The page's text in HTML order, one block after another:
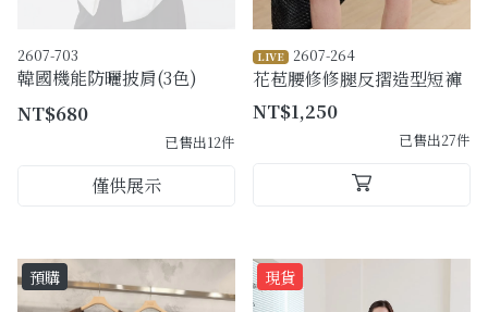
2607-703
韓國機能防曬披肩(3色)
NT$680
已售出12件
僅供展示
LIVE 2607-264
花苞腰修修腿反摺造型短褲
NT$1,250
已售出27件
預購 現貨